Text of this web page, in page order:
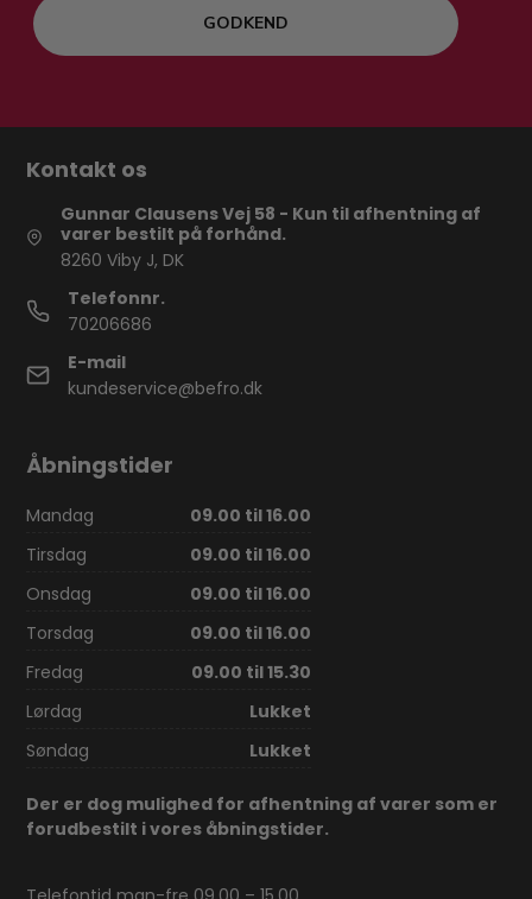
GODKEND
Kontakt os
Gunnar Clausens Vej 58 - Kun til afhentning af
varer bestilt på forhånd.
8260 Viby J, DK
Telefonnr.
70206686
E-mail
kundeservice@befro.dk
Åbningstider
Mandag
09.00 til 16.00
Tirsdag
09.00 til 16.00
Onsdag
09.00 til 16.00
Torsdag
09.00 til 16.00
Fredag
09.00 til 15.30
Lørdag
Lukket
Søndag
Lukket
Der er dog mulighed for afhentning af varer som er
forudbestilt i vores åbningstider.